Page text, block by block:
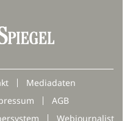
Mediadaten
AGB
Webjournalist